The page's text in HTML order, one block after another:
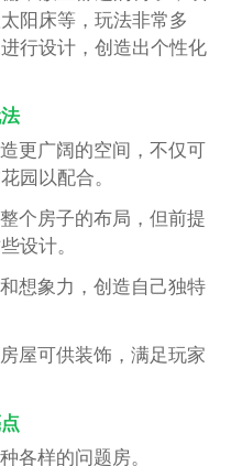
阳床等，玩法非常多
行设计，创造出个性化
更广阔的空间，不仅可
园以配合。
个房子的布局，但前提
设计。
想象力，创造自己独特
屋可供装饰，满足玩家
各样的问题房。